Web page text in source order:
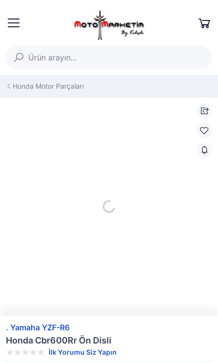
Honda Motor Parçaları
. Yamaha YZF-R6
Honda Cbr600Rr Ön Disli
İlk Yorumu Siz Yapın